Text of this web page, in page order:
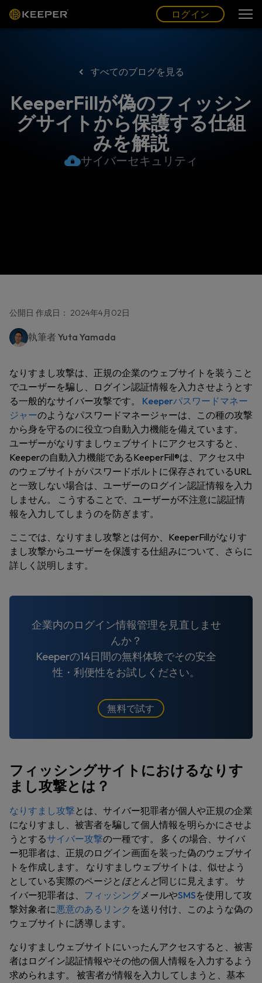
グ (JP)
ログイン
すべてのブログを見る
KeeperFillが偽のフィッシン
グサイトから保護する仕組
みを解説
サイバーセキュリティ
公開日 作成日： 2024年4月02日
執筆者 Yuta Yamada
なりすまし攻撃は、正規の企業のウェブサイトを装うこと
でユーザーを騙し、ログイン認証情報を入力させようとす
る一般的なサイバー攻撃です。
Keeperパスワードマネー
ジャーのようなパスワードマネージャーは、この種の攻撃
から身を守るのに役立つ自動入力機能を備えています。
ユーザーがなりすましウェブサイトにアクセスすると、
Keeperの自動入力機能であるKeeperFill®は、アクセス中
のウェブサイトがパスワードボルトに保存されているURL
と一致しない場合は、ユーザーのログイン認証情報を入力
しません。 こうすることで、ユーザーが不注意に認証情
報を入力してしまうのを防ぎます。
ここでは、なりすまし攻撃とは何か、KeeperFillがなりす
まし攻撃からユーザーを保護する仕組みについて、さらに
詳しく説明します。
企業内のログイン情報管理を見直しませ
んか？
Keeperの14日間の無料体験でその安全
性・利便性をお試しください。
無料で試す
フィッシングサイトにおけるなりす
まし攻撃とは？
なりすまし攻撃とは、サイバー犯罪者が個人や正規の企業
になりすまし、被害者を騙して個人情報を明らかにさせよ
うとするサイバー攻撃の一種です。 多くの場合、サイバ
ー犯罪者は、正規のログイン画面を装った偽のウェブサイ
トを作成します。 なりすましウェブサイトは、似せよう
としている実際のページと ほとんど同じに見えます。 サ
イバー犯罪者は、 フィッシングメールやSMSを使用して攻
撃対象者に悪意のあるリンク を送り付け、このような偽の
ウェブサイトに誘導します。
なりすましウェブサイトにいったんアクセスすると、被害
者はログイン認証情報やその他の個人情報を入力するよう
求められます。 被害者が情報を入力してしまうと、基本